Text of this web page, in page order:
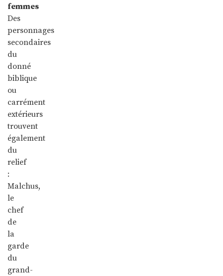
femmes
Des
personnages
secondaires
du
donné
biblique
ou
carrément
extérieurs
trouvent
également
du
relief
:
Malchus,
le
chef
de
la
garde
du
grand-